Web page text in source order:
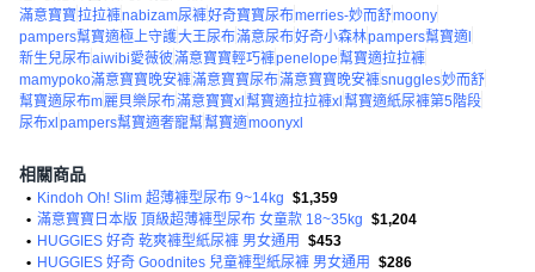
滿意寶寶拉拉褲nabizam尿褲好奇寶寶尿布merries-妙而舒moony
pampers幫寶適極上守護大王尿布滿意尿布好奇小森林pampers幫寶適l
新生兒尿布aiwibi愛薇彼滿意寶寶輕巧褲penelope幫寶適拉拉褲
mamypoko滿意寶寶晚安褲滿意寶寶尿布滿意寶寶晚安褲snuggles妙而舒
幫寶適尿布m麗貝樂尿布滿意寶寶xl幫寶適拉拉褲xl幫寶適紙尿褲第5階段
尿布xlpampers幫寶適奢寵幫幫寶適moonyxl
相關商品
• Kindoh Oh! Slim 超薄褲型尿布 9~14kg $1,359
• 滿意寶寶日本版 頂級超薄褲型尿布 女童款 18~35kg $1,204
• HUGGIES 好奇 乾爽褲型紙尿褲 男女通用
$453
• HUGGIES 好奇 Goodnites 兒童褲型紙尿褲 男女通用
$286